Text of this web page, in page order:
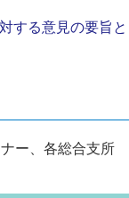
する意見の要旨と
ー、各総合支所